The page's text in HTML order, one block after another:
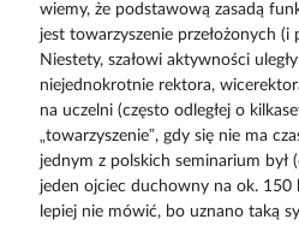
wiemy, że podstawową zasadą
jest towarzyszenie przełożonych
Niestety, szałowi aktywności
niejednokrotnie rektora,
na uczelni (często odległej o
„towarzyszenie”, gdy się nie ma
jednym z polskich seminarium był
jeden ojciec duchowny na ok. 150
lepiej nie mówić, bo uznano taką